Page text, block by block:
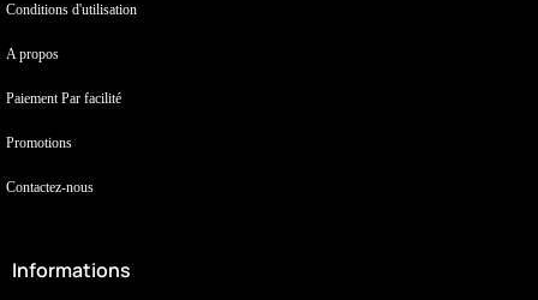
Conditions d'utilisation
A propos
Paiement Par facilité
Promotions
Contactez-nous
Informations